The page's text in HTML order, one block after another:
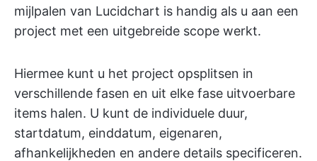
mijlpalen van Lucidchart is handig als u aan een
project met een uitgebreide scope werkt.
Hiermee kunt u het project opsplitsen in
verschillende fasen en uit elke fase uitvoerbare
items halen. U kunt de individuele duur,
startdatum, einddatum, eigenaren,
afhankelijkheden en andere details specificeren.